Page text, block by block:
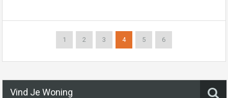
1 2 3 4 5 6
Vind Je Woning